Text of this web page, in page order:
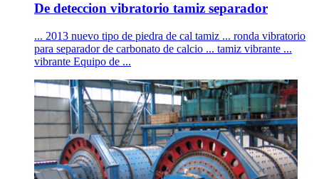
De deteccion vibratorio tamiz separador
... 2013 nuevo tipo de piedra de cal tamiz ... ronda vibratorio
para separador de carbonato de calcio ... tamiz vibrante ...
vibrante Equipo de ...